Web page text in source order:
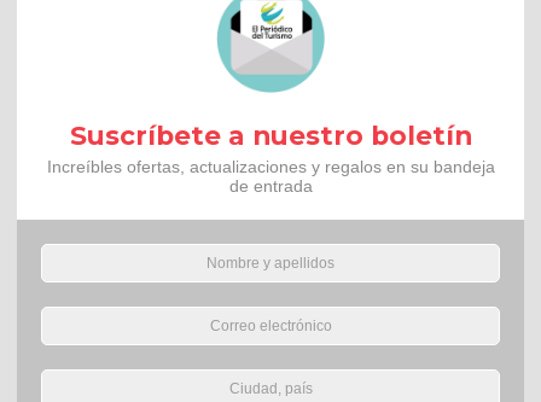
Suscríbete a nuestro boletín
Increíbles ofertas, actualizaciones y regalos en su bandeja
de entrada